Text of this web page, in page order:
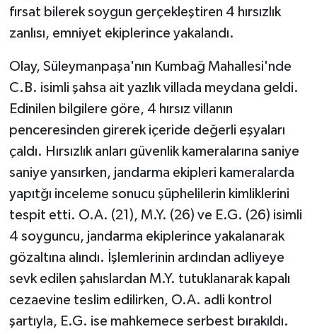
fırsat bilerek soygun gerçekleştiren 4 hırsızlık
zanlısı, emniyet ekiplerince yakalandı.
Olay, Süleymanpaşa'nın Kumbağ Mahallesi'nde
C.B. isimli şahsa ait yazlık villada meydana geldi.
Edinilen bilgilere göre, 4 hırsız villanın
penceresinden girerek içeride değerli eşyaları
çaldı. Hırsızlık anları güvenlik kameralarına saniye
saniye yansırken, jandarma ekipleri kameralarda
yapıtğı inceleme sonucu şüphelilerin kimliklerini
tespit etti. O.A. (21), M.Y. (26) ve E.G. (26) isimli
4 soyguncu, jandarma ekiplerince yakalanarak
gözaltına alındı. İşlemlerinin ardından adliyeye
sevk edilen şahıslardan M.Y. tutuklanarak kapalı
cezaevine teslim edilirken, O.A. adli kontrol
şartıyla, E.G. ise mahkemece serbest bırakıldı.